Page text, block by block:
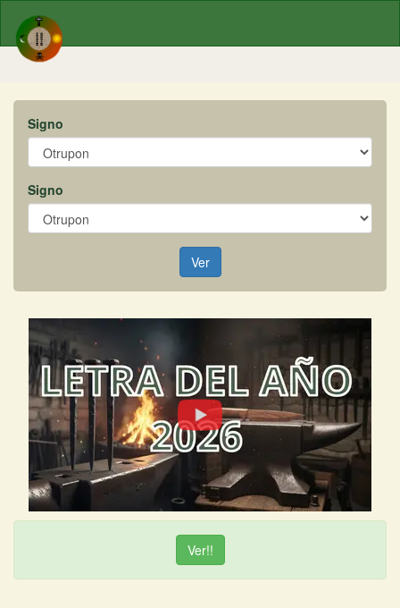
Signo
Signo
Ver
Ver!!